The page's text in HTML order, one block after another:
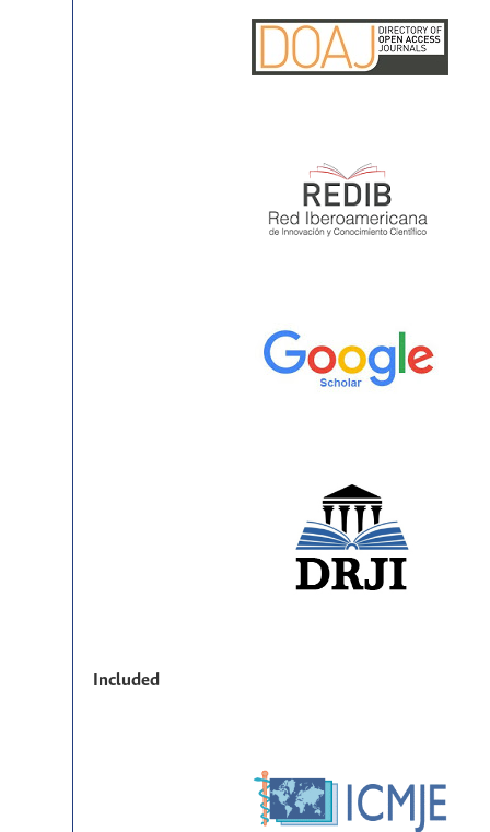
Included